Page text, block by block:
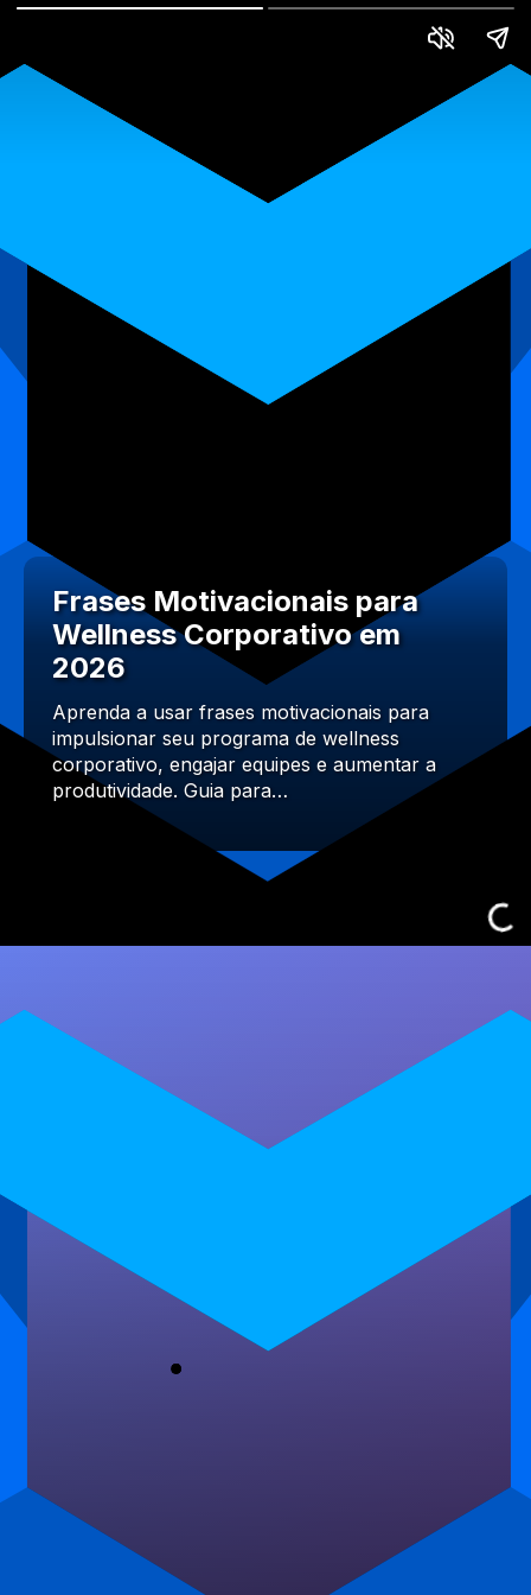
Frases Motivacionais para
Wellness Corporativo em
2026
Aprenda a usar frases motivacionais para
impulsionar seu programa de wellness
corporativo, engajar equipes e aumentar a
produtividade. Guia para…